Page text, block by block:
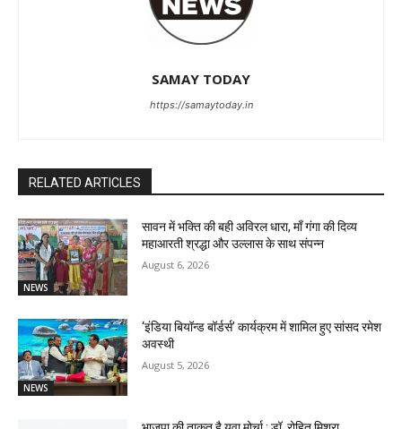
SAMAY TODAY
https://samaytoday.in
RELATED ARTICLES
NEWS
सावन में भक्ति की बही अविरल धारा, माँ गंगा की दिव्य
महाआरती श्रद्धा और उल्लास के साथ संपन्न
August 6, 2026
NEWS
‘इंडिया बियॉन्ड बॉर्डर्स’ कार्यक्रम में शामिल हुए सांसद रमेश
अवस्थी
August 5, 2026